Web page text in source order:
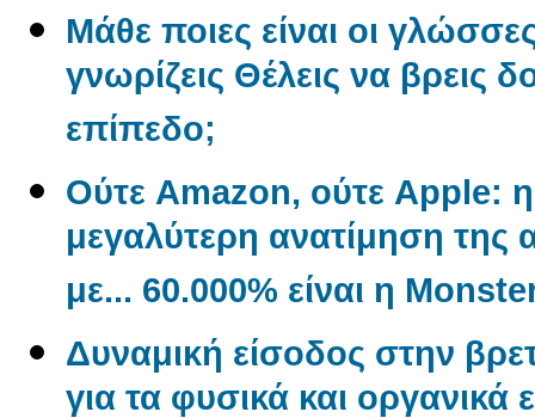
Μάθε ποιες είναι οι
γνωρίζεις Θέλεις να βρεις
επίπεδο;
Ούτε Amazon, ούτε Apple: η
μεγαλύτερη ανατίμηση της
με... 60.000% είναι η
Δυναμική είσοδος στην
για τα φυσικά και οργανικά